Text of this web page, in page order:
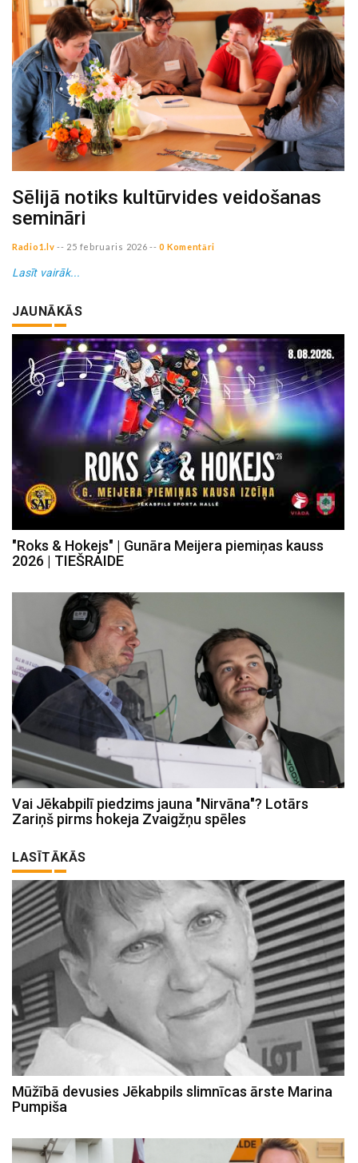
Sēlijā notiks kultūrvides veidošanas
semināri
Radio1.lv -- 25 februaris 2026 -- 0 Komentāri
Lasīt vairāk...
JAUNĀKĀS
"Roks & Hokejs" | Gunāra Meijera piemiņas kauss
2026 | TIEŠRAIDE
Vai Jēkabpilī piedzims jauna "Nirvāna"? Lotārs
Zariņš pirms hokeja Zvaigžņu spēles
LASĪTĀKĀS
Mūžībā devusies Jēkabpils slimnīcas ārste Marina
Pumpiša